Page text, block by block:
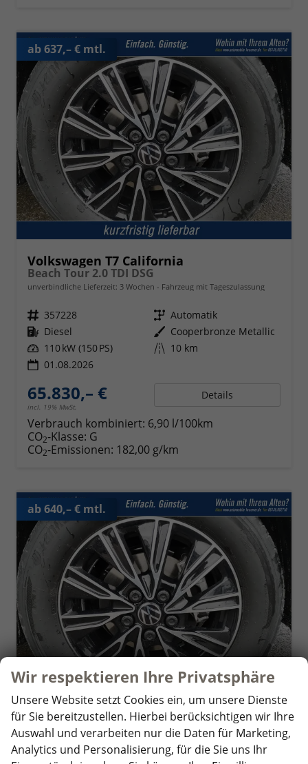
ab 637,– € mtl.
Volkswagen T7 California
Beach Tour 2.0 TDI DSG
unverbindliche Lieferzeit: 3 Wochen Fahrzeug mit Tageszulassung
Fahrzeugnr. 357228 Getriebe Automatik
Kraftstoff Diesel Außenfarbe Cooperbronze Metallic
Leistung 110 kW (150 PS) Kilometerstand 10 km
01.08.2026
65.830,– €
incl. 19% MwSt.
Details
Verbrauch kombiniert: 6,90 l/100km
CO2-Klasse: G
CO2-Emissionen: 182,00 g/km
ab 640,– € mtl.
Volkswagen T7 California
Beach Tour 2.0 TDI DSG
unverbindliche Lieferzeit: 4 Wochen Fahrzeug mit Tageszulassung
Wir respektieren Ihre Privatsphäre
Unsere Website setzt Cookies ein, um unsere Dienste
für Sie bereitzustellen. Hierbei berücksichtigen wir Ihre
Auswahl und verarbeiten nur die Daten für Marketing,
Analytics und Personalisierung, für die Sie uns Ihr